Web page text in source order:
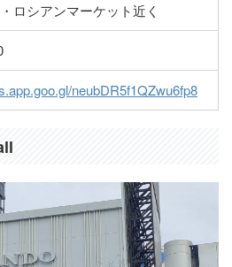
ロシアンマーケット近く
neubDR5f1QZwu6fp8